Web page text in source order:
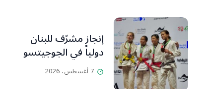
إنجاز مشرّف للبنان
دولياً في الجوجيتسو
7 أغسطس، 2026